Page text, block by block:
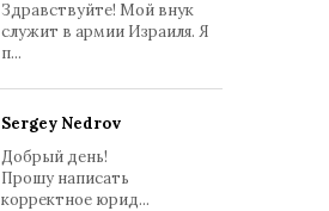
Здравствуйте! Мой внук
служит в армии Израиля. Я
п...
Sergey Nedrov
Добрый день!
Прошу написать
корректное юрид...